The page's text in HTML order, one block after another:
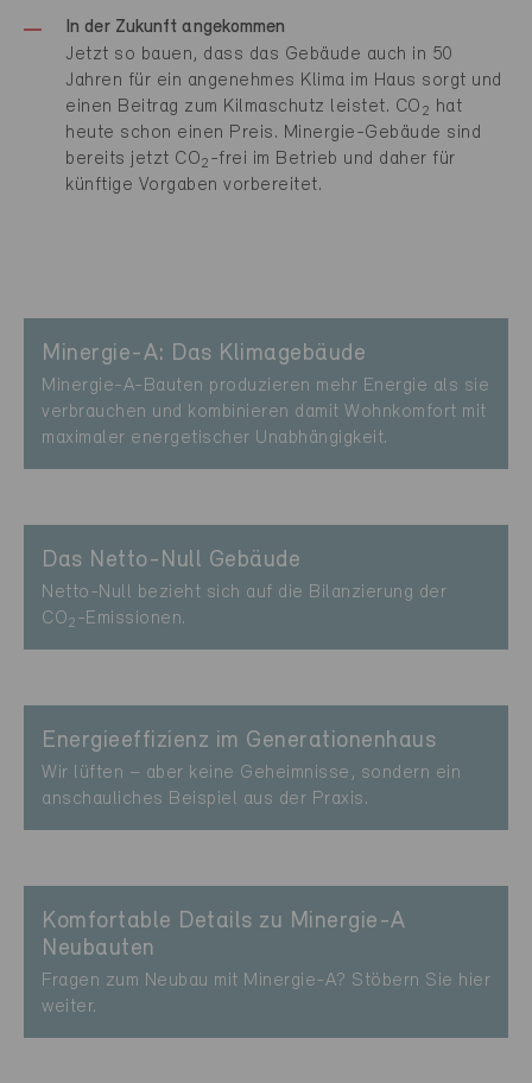
In der Zukunft angekommen
Jetzt so bauen, dass das Gebäude auch in 50
Jahren für ein angenehmes Klima im Haus sorgt und
einen Beitrag zum Kilmaschutz leistet. CO 2
hat
heute schon einen Preis. Minergie-Gebäude sind
bereits jetzt CO2 -frei im Betrieb und daher für
künftige Vorgaben vorbereitet.
Minergie-A: Das Klimagebäude
Minergie-A-Bauten produzieren mehr Energie als sie
verbrauchen und kombinieren damit Wohnkomfort mit
maximaler energetischer Unabhängigkeit.
Das Netto-Null Gebäude
Netto-Null bezieht sich auf die Bilanzierung der
CO2 -Emissionen.
Energieeffizienz im Generationen­haus
Wir lüften – aber keine Geheimnisse, sondern ein
anschauliches Beispiel aus der Praxis.
Komfortable Details zu Minergie-A
Neubauten
Fragen zum Neubau mit Minergie-A? Stöbern Sie hier
weiter.